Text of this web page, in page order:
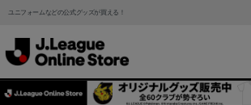
ユニフォームなどの公式グッズが買える！